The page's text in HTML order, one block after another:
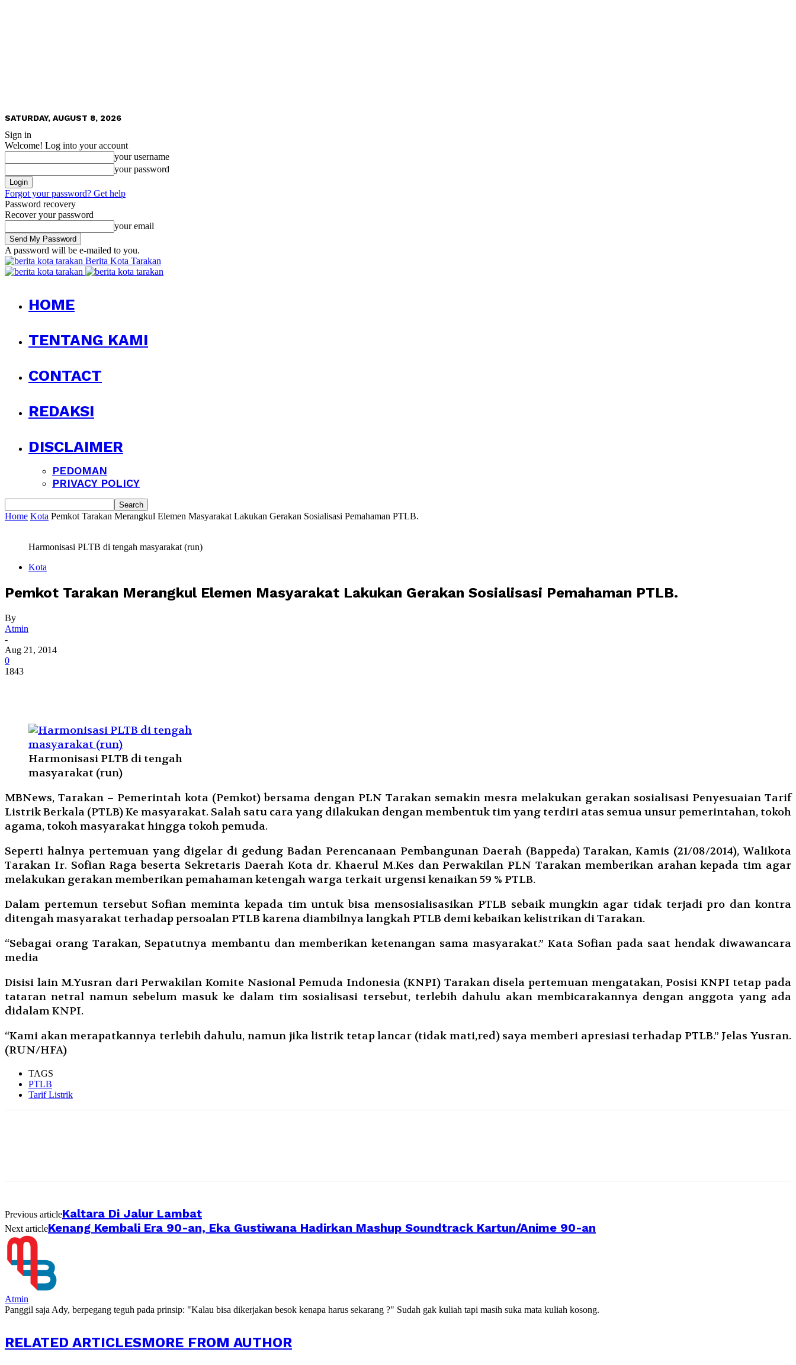
SATURDAY, AUGUST 8, 2026
Sign in
Welcome! Log into your account
your username
your password
Forgot your password? Get help
Password recovery
Recover your password
your email
A password will be e-mailed to you.
Berita Kota Tarakan
HOME
TENTANG KAMI
CONTACT
REDAKSI
DISCLAIMER
PEDOMAN
PRIVACY POLICY
Home Kota Pemkot Tarakan Merangkul Elemen Masyarakat Lakukan Gerakan Sosialisasi Pemahaman PTLB.
Harmonisasi PLTB di tengah masyarakat (run)
Kota
Pemkot Tarakan Merangkul Elemen Masyarakat Lakukan Gerakan Sosialisasi Pemahaman PTLB.
By
Atmin
-
Aug 21, 2014
0
1843
Harmonisasi PLTB di tengah
masyarakat (run)
MBNews, Tarakan – Pemerintah kota (Pemkot) bersama dengan PLN Tarakan semakin mesra melakukan gerakan sosialisasi Penyesuaian Tarif
Listrik Berkala (PTLB) Ke masyarakat. Salah satu cara yang dilakukan dengan membentuk tim yang terdiri atas semua unsur pemerintahan, tokoh
agama, tokoh masyarakat hingga tokoh pemuda.
Seperti halnya pertemuan yang digelar di gedung Badan Perencanaan Pembangunan Daerah (Bappeda) Tarakan, Kamis (21/08/2014), Walikota
Tarakan Ir. Sofian Raga beserta Sekretaris Daerah Kota dr. Khaerul M.Kes dan Perwakilan PLN Tarakan memberikan arahan kepada tim agar
melakukan gerakan memberikan pemahaman ketengah warga terkait urgensi kenaikan 59 % PTLB.
Dalam pertemun tersebut Sofian meminta kepada tim untuk bisa mensosialisasikan PTLB sebaik mungkin agar tidak terjadi pro dan kontra
ditengah masyarakat terhadap persoalan PTLB karena diambilnya langkah PTLB demi kebaikan kelistrikan di Tarakan.
“Sebagai orang Tarakan, Sepatutnya membantu dan memberikan ketenangan sama masyarakat.” Kata Sofian pada saat hendak diwawancara
media
Disisi lain M.Yusran dari Perwakilan Komite Nasional Pemuda Indonesia (KNPI) Tarakan disela pertemuan mengatakan, Posisi KNPI tetap pada
tataran netral namun sebelum masuk ke dalam tim sosialisasi tersebut, terlebih dahulu akan membicarakannya dengan anggota yang ada
didalam KNPI.
“Kami akan merapatkannya terlebih dahulu, namun jika listrik tetap lancar (tidak mati,red) saya memberi apresiasi terhadap PTLB.” Jelas Yusran.
(RUN/HFA)
TAGS
PTLB
Tarif Listrik
Previous articleKaltara Di Jalur Lambat
Next articleKenang Kembali Era 90-an, Eka Gustiwana Hadirkan Mashup Soundtrack Kartun/Anime 90-an
Atmin
Panggil saja Ady, berpegang teguh pada prinsip: "Kalau bisa dikerjakan besok kenapa harus sekarang ?" Sudah gak kuliah tapi masih suka mata kuliah kosong.
RELATED ARTICLESMORE FROM AUTHOR